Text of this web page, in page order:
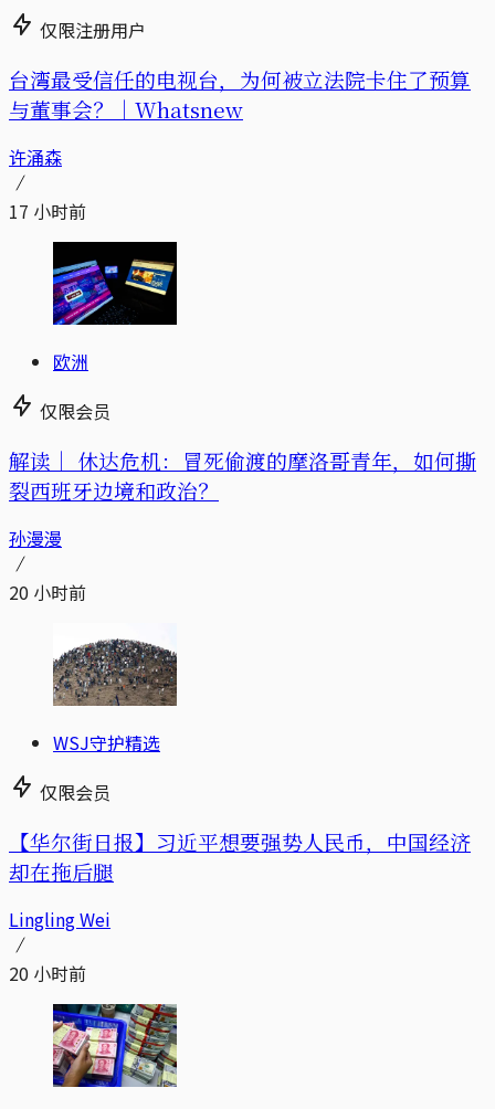
仅限注册用户
台湾最受信任的电视台，为何被立法院卡住了预算
与董事会？｜Whatsnew
许涌森
17 小时前
欧洲
仅限会员
解读｜ 休达危机：冒死偷渡的摩洛哥青年，如何撕
裂西班牙边境和政治？
孙漫漫
20 小时前
WSJ守护精选
仅限会员
【华尔街日报】习近平想要强势人民币，中国经济
却在拖后腿
Lingling Wei
20 小时前